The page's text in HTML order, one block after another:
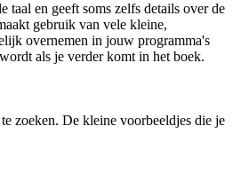
en geeft soms zelfs details over de
gebruik van vele kleine,
overnemen in jouw programma's
als je verder komt in het boek.
zoeken. De kleine voorbeeldjes die je